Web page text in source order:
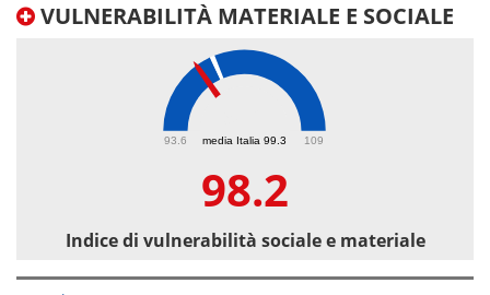
VULNERABILITÀ MATERIALE E SOCIALE
media Italia 99.3
93.6 109
98.2
Indice di vulnerabilità sociale e materiale